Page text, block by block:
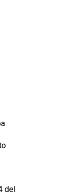
del